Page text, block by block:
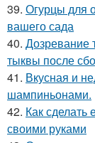
39. Огурцы для
вашего сада
40. Дозревание
тыквы после
41. Вкусная и
шампиньонами.
42. Как сделать
своими руками